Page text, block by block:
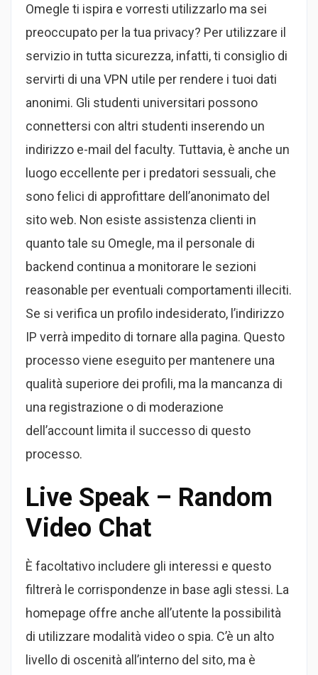
Omegle ti ispira e vorresti utilizzarlo ma sei
preoccupato per la tua privacy? Per utilizzare il
servizio in tutta sicurezza, infatti, ti consiglio di
servirti di una VPN utile per rendere i tuoi dati
anonimi. Gli studenti universitari possono
connettersi con altri studenti inserendo un
indirizzo e-mail del faculty. Tuttavia, è anche un
luogo eccellente per i predatori sessuali, che
sono felici di approfittare dell’anonimato del
sito web. Non esiste assistenza clienti in
quanto tale su Omegle, ma il personale di
backend continua a monitorare le sezioni
reasonable per eventuali comportamenti illeciti.
Se si verifica un profilo indesiderato, l’indirizzo
IP verrà impedito di tornare alla pagina. Questo
processo viene eseguito per mantenere una
qualità superiore dei profili, ma la mancanza di
una registrazione o di moderazione
dell’account limita il successo di questo
processo.
Live Speak – Random
Video Chat
È facoltativo includere gli interessi e questo
filtrerà le corrispondenze in base agli stessi. La
homepage offre anche all’utente la possibilità
di utilizzare modalità video o spia. C’è un alto
livello di oscenità all’interno del sito, ma è